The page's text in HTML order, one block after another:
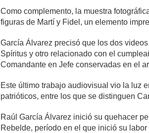
Como complemento, la muestra
figuras de Martí y Fidel, un elemento
García Álvarez precisó que los dos
Spíritus y otro relacionado con el
Comandante en Jefe conservadas en el
Este último trabajo audiovisual vio la luz
patrióticos, entre los que se distinguen
Raúl García Álvarez inició su quehacer
Rebelde, período en el que inició su